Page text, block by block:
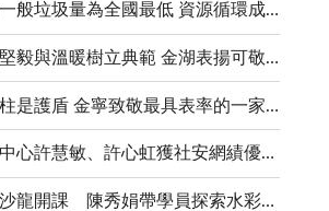
金門人均一般垃圾量為全國最低 資源循環成果獲肯定 逐步邁向永續島嶼典範
為父愛的堅毅與溫暖樹立典範 金湖表揚可敬的父親
父親是支柱是護盾 金寧致敬最具表率的一家之長
本縣心衛中心許慧敏、許心虹獲社安網績優表揚
胡璉美學沙龍開課 陳秀娟帶學員探索水彩藝術